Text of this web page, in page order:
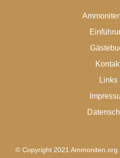
Links
© Copyright 2021 Ammoniten.org